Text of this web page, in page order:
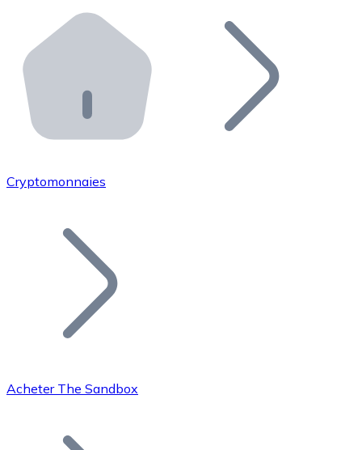
Distributeurs automatiques Bitnovo
Intégrez un ATM Bitnovo dans votre entreprise et
API Bitnovo
Intégrez notre API dans votre écosystème.
Rejoignez notre réseau de distributeurs et
Ajoutez le token de votre projet à notre service
Bitcoin
Cryptomonnaies
Acheter The Sandbox